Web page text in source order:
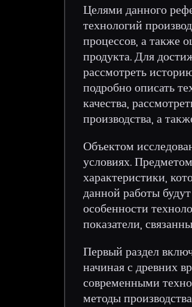
Целями данного
технологий
процессов, а также
продукта. Для
рассмотреть
подробно описать
качества,
производства, а
Объектом
условиях.
характеристики,
данной работы
особенности
показатели,
Первый раздел
начиная с древних
современными
методы